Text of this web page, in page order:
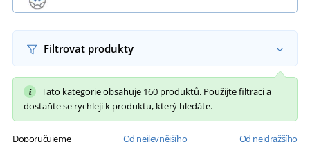
Filtrovat produkty
Tato kategorie obsahuje 160 produktů. Použijte filtraci a
dostaňte se rychleji k produktu, který hledáte.
Doporučujeme Od nejlevnějšího Od nejdražšího